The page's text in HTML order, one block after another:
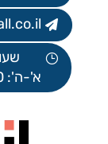
א'-ה': 09:00-18:00